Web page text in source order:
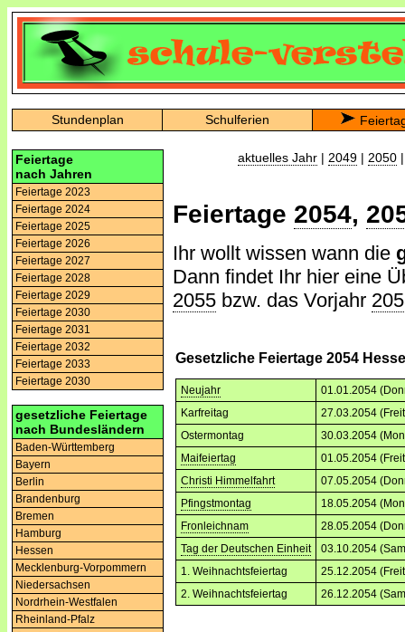
Stundenplan Schulferien
Feiertage
nach Jahren
Feiertage 2023
Feiertage 2024
Feiertage 2025
Feiertage 2026
Feiertage 2027
Feiertage 2028
Feiertage 2029
Feiertage 2030
Feiertage 2031
Feiertage 2032
Feiertage 2033
Feiertage 2030
gesetzliche Feiertage
nach Bundesländern
Baden-Württemberg
Bayern
Berlin
Brandenburg
Bremen
Hamburg
Hessen
Mecklenburg-Vorpommern
Niedersachsen
Nordrhein-Westfalen
Rheinland-Pfalz
aktuelles Jahr | 2049 | 2050
Feiertage 2054,
Ihr wollt wissen wann die
Dann findet Ihr hier eine
2055 bzw. das Vorjahr
Gesetzliche Feiertage 2054
Neujahr
01.01.2054
Karfreitag
27.03.2054
Ostermontag
30.03.2054
Maifeiertag
01.05.2054
Christi Himmelfahrt
07.05.2054
Pfingstmontag
18.05.2054
Fronleichnam
28.05.2054
Tag der Deutschen Einheit
03.10.2054
1. Weihnachtsfeiertag
25.12.2054
2. Weihnachtsfeiertag
26.12.2054